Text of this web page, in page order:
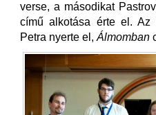
verse, a másodikat
című alkotása érte el.
Petra nyerte el, Álmomban